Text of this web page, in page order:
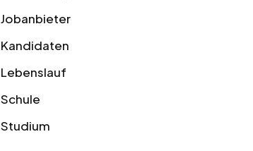
Jobanbieter
Kandidaten
Lebenslauf
Schule
Studium